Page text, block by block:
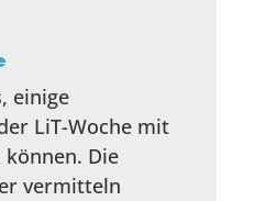
einige
LiT-Woche mit
Die
vermitteln